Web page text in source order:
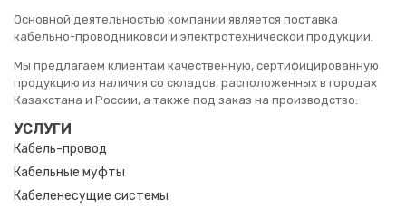
Основной деятельностью компании является поставка
кабельно-проводниковой и электротехнической продукции.
Мы предлагаем клиентам качественную, сертифицированную
продукцию из наличия со складов, расположенных в городах
Казахстана и России, а также под заказ на производство.
УСЛУГИ
Кабель-провод
Кабельные муфты
Кабеленесущие системы